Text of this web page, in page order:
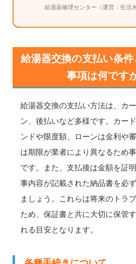
給湯器修理センター（運営：生活
給湯器交換の支払い条
事項は何です
給湯器交換の支払い方法は、カ
ン、後払いなど多様です。カー
ンドや限度額、ローンは金利や
は期限が業者により異なるため
です。また、支払後は金額を証
事内容が記載された納品書を必
ましょう。これらは将来のトラ
ため、保証書と共に大切に保管
れる目安となります。